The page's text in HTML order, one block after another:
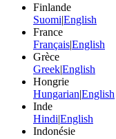
Finlande
Suomi|English
France
Français|English
Grèce
Greek|English
Hongrie
Hungarian|English
Inde
Hindi|English
Indonésie